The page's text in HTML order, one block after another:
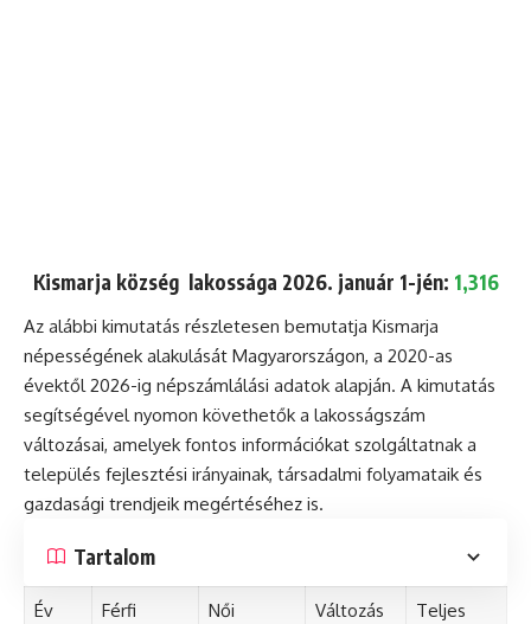
Kismarja község lakossága 2026. január 1-jén: 1,316
Az alábbi kimutatás részletesen bemutatja Kismarja
népességének alakulását Magyarországon, a 2020-as
évektől 2026-ig népszámlálási adatok alapján. A kimutatás
segítségével nyomon követhetők a lakosságszám
változásai, amelyek fontos információkat szolgáltatnak a
település fejlesztési irányainak, társadalmi folyamataik és
gazdasági trendjeik megértéséhez is.
Tartalom
Év
Férfi
Női
Változás
Teljes